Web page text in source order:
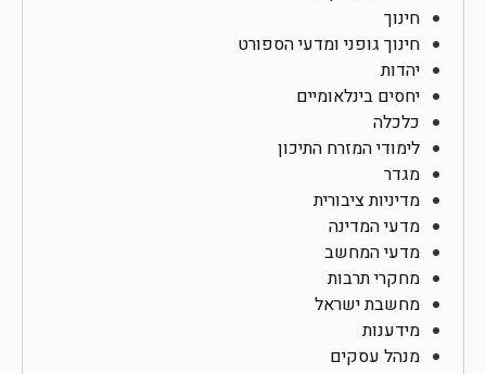
חינוך
חינוך גופני ומדעי הספורט
יהדות
יחסים בינלאומיים
כלכלה
לימודי המזרח התיכון
מגדר
מדיניות ציבורית
מדעי המדינה
מדעי המחשב
מחקרי תרבות
מחשבת ישראל
מידענות
מנהל עסקים